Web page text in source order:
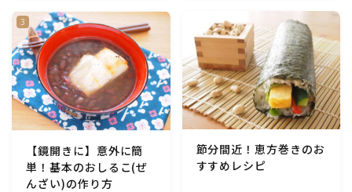
もやし・豆苗・たけのこ・せり・ふき・その他山菜料理
洋菓子 (焼き菓子)
洋菓子 (冷菓)
洋菓子 (その他)
【鏡開きに】意外に簡
単！基本のおしるこ(ぜ
んざい)の作り方
節分間近！恵方巻きのお
すすめレシピ